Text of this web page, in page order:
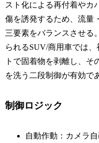
スト化による再付着やカ
傷を誘発するため、流量
三要素をバランスさせる
られるSUV/商用車では、
トで固着物を剥離し、そ
を洗う二段制御が有効で
制御ロジック
自動作動：カメラ